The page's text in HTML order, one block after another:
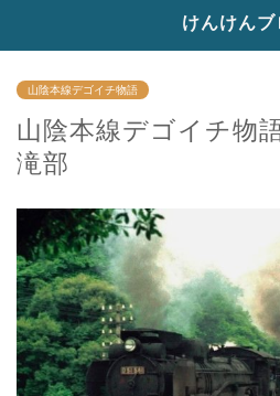
けんけんブ
山陰本線デゴイチ物語
山陰本線デゴイチ物
滝部